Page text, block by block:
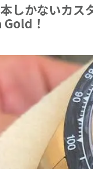
しかないカ
！